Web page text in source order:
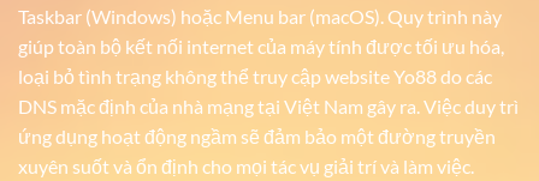
Taskbar (Windows) hoặc Menu bar (macOS). Quy trình này
giúp toàn bộ kết nối internet của máy tính được tối ưu hóa,
loại bỏ tình trạng không thể truy cập website Yo88 do các
DNS mặc định của nhà mạng tại Việt Nam gây ra. Việc duy trì
ứng dụng hoạt động ngầm sẽ đảm bảo một đường truyền
xuyên suốt và ổn định cho mọi tác vụ giải trí và làm việc.